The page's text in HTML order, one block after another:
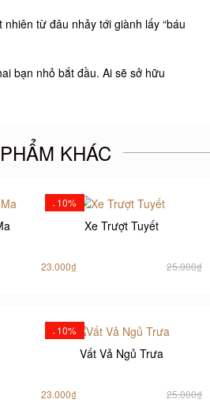
từ đâu nhảy tới giành lấy “báu
bạn nhỏ bắt đầu. Ai sẽ sở hữu
KHÁC
-10%
Xe Trượt Tuyết
23.000₫ 25.000₫
-10%
Vất Vả Ngủ Trưa
23.000₫ 25.000₫